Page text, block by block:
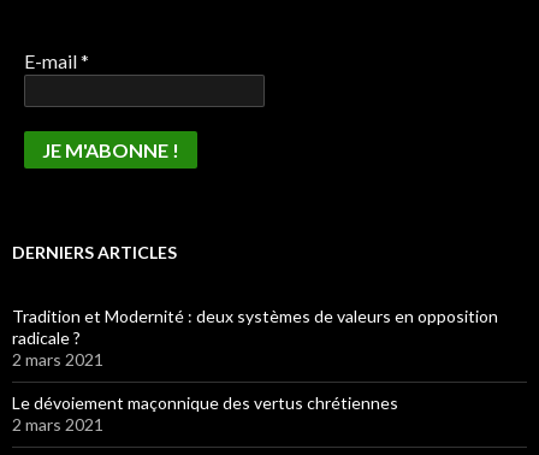
E-mail*
DERNIERS ARTICLES
Tradition et Modernité : deux systèmes de valeurs en opposition
radicale ?
2 mars 2021
Le dévoiement maçonnique des vertus chrétiennes
2 mars 2021